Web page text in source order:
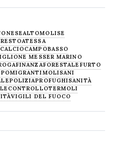
ALTOMOLISE
ATESSA
CALCIOCAMPOBASSO
MESSER MARINO
FINANZAFORESTALE FURTO
MIGRANTIMOLISANI
POLIZIAPROFUGHISANITÀ
TERMOLI
VIGILI DEL FUOCO